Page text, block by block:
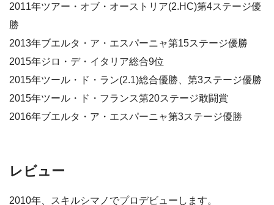
2011年ツアー・オブ・オーストリア(2.HC)第4ステージ優
勝
2013年ブエルタ・ア・エスパーニャ第15ステージ優勝
2015年ジロ・デ・イタリア総合9位
2015年ツール・ド・ラン(2.1)総合優勝、第3ステージ優勝
2015年ツール・ド・フランス第20ステージ敢闘賞
2016年ブエルタ・ア・エスパーニャ第3ステージ優勝
レビュー
2010年、スキルシマノでプロデビューします。